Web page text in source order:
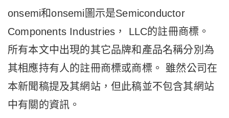
onsemi和onsemi圖示是Semiconductor
Components Industries， LLC的註冊商標。
所有本文中出現的其它品牌和產品名稱分別為
其相應持有人的註冊商標或商標。 雖然公司在
本新聞稿提及其網站，但此稿並不包含其網站
中有關的資訊。